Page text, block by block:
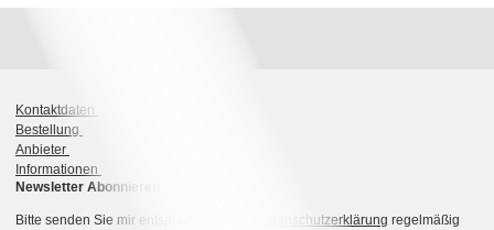
Kontaktdaten
Bestellung
Anbieter
Informationen
Newsletter Abonnieren
Bitte senden Sie mir entsprechend Ihrer Datenschutzerklärung regelmäßig